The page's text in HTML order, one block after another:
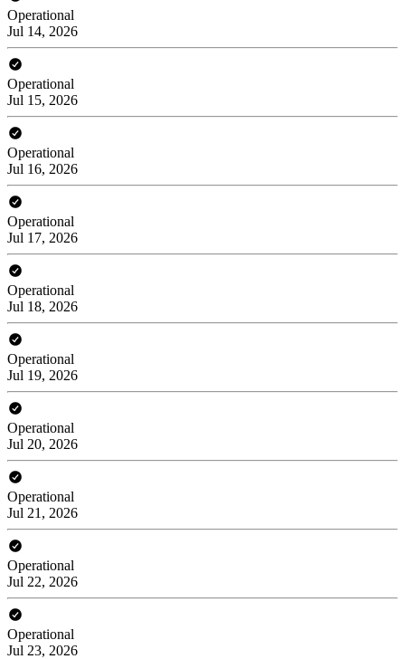
Operational
Jul 14, 2026
Operational
Jul 15, 2026
Operational
Jul 16, 2026
Operational
Jul 17, 2026
Operational
Jul 18, 2026
Operational
Jul 19, 2026
Operational
Jul 20, 2026
Operational
Jul 21, 2026
Operational
Jul 22, 2026
Operational
Jul 23, 2026